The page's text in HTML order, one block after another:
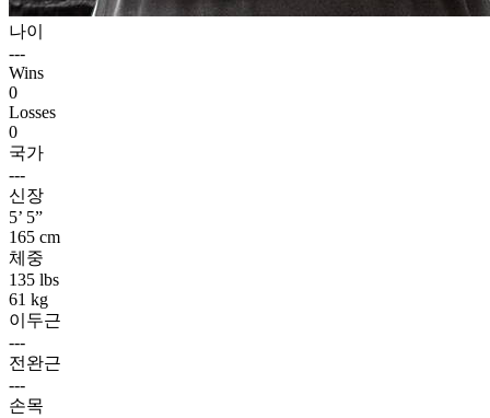
나이
---
Wins
0
Losses
0
국가
---
신장
5’ 5”
165 cm
체중
135 lbs
61 kg
이두근
---
전완근
---
손목